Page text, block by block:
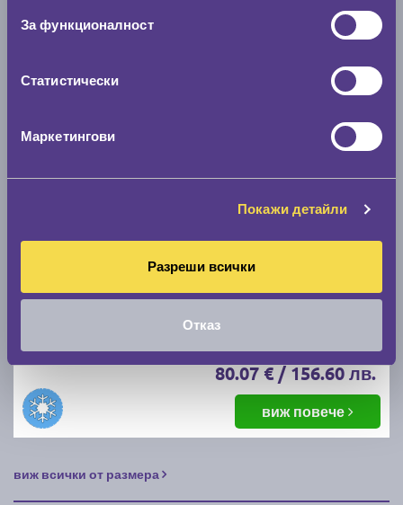
За функционалност
Статистически
Маркетингови
Покажи детайли
Разреши всички
Отказ
59.40 € / 116.18 лв.
Зимни гуми FIRESTONE WINTERHAWK 4 205/55
Налични над 20 + | Доставка от 1 до 2 дни
80.07 € / 156.60 лв.
виж повече
виж всички от размера